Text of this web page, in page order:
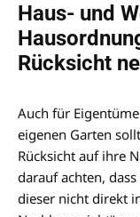
Haus- und
Rücksicht
Auch für
eigenen Garten
Rücksicht auf ihre
darauf achten,
dieser nicht direkt